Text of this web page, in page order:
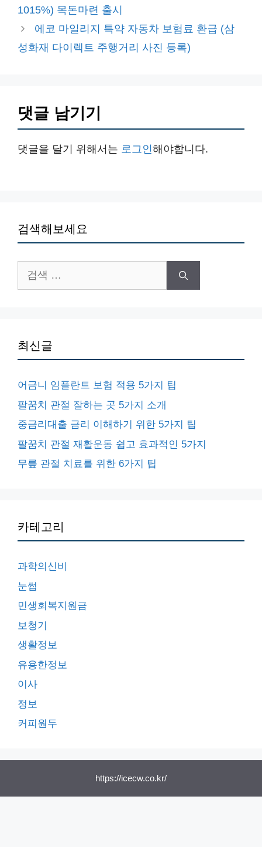
1015%) 목돈마련 출시
에코 마일리지 특약 자동차 보험료 환급 (삼
성화재 다이렉트 주행거리 사진 등록)
댓글 남기기
댓글을 달기 위해서는 로그인해야합니다.
검색해보세요
색:
최신글
어금니 임플란트 보험 적용 5가지 팁
팔꿈치 관절 잘하는 곳 5가지 소개
중금리대출 금리 이해하기 위한 5가지 팁
팔꿈치 관절 재활운동 쉽고 효과적인 5가지
무릎 관절 치료를 위한 6가지 팁
카테고리
과학의신비
눈썹
민생회복지원금
보청기
생활정보
유용한정보
이사
정보
커피원두
https://icecw.co.kr/